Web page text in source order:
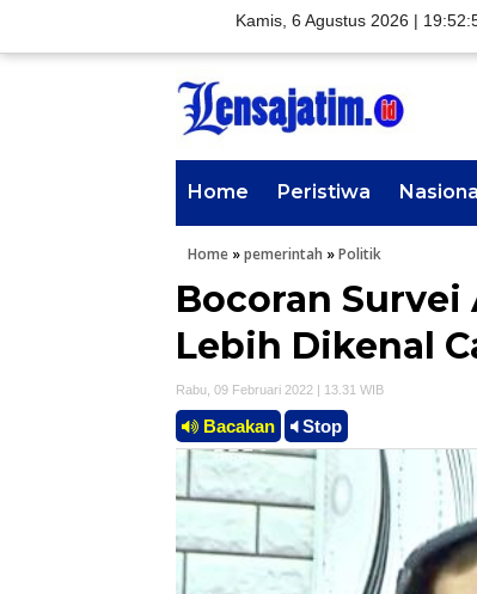
Kamis, 6 Agustus 2026 |
Home Peristiwa
Home »pemerintah »Politik
Bocoran Survei
Lebih Dikenal
Rabu, 09 Februari 2022 | 13.31 WIB
Bacakan Stop